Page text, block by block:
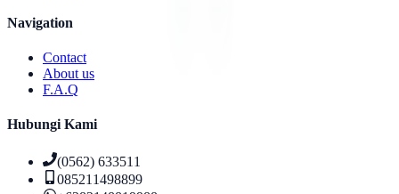
Navigation
Contact
About us
F.A.Q
Hubungi Kami
(0562) 633511
085211498899